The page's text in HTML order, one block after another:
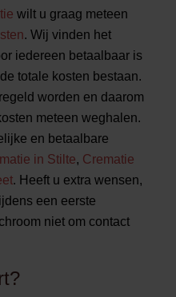
wilt u graag meteen
. Wij vinden het
iedereen betaalbaar is
totale kosten bestaan.
worden en daarom
meteen weghalen.
en betaalbare
in Stilte, Crematie
. Heeft u extra wensen,
een eerste
niet om contact